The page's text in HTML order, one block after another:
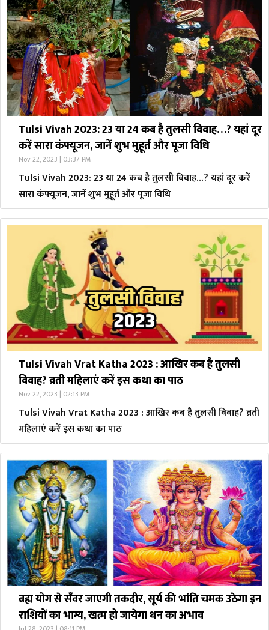
Tulsi Vivah 2023: 23 या 24 कब है तुलसी विवाह…? यहां दूर
करें सारा कंफ्यूजन, जानें शुभ मुहूर्त और पूजा विधि
Nov 22, 2023 | 03:37 PM
Tulsi Vivah 2023: 23 या 24 कब है तुलसी विवाह…? यहां दूर करें
सारा कंफ्यूजन, जानें शुभ मुहूर्त और पूजा विधि
Tulsi Vivah Vrat Katha 2023 : आखिर कब है तुलसी
विवाह? व्रती महिलाएं करें इस कथा का पाठ
Nov 22, 2023 | 02:13 PM
Tulsi Vivah Vrat Katha 2023 : आखिर कब है तुलसी विवाह? व्रती
महिलाएं करें इस कथा का पाठ
ब्रह्म योग से सँवर जाएगी तकदीर, सूर्य की भांति चमक उठेगा इन
राशियों का भाग्य, खत्म हो जायेगा धन का अभाव